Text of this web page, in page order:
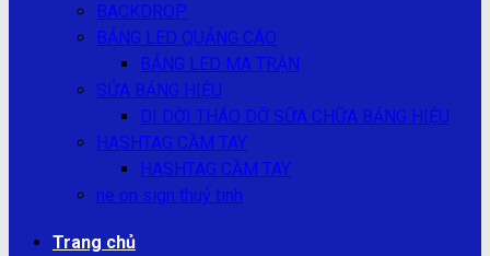
BACKDROP
BẢNG LED QUẢNG CÁO
BẢNG LED MA TRẬN
SỬA BẢNG HIỆU
DI DỜI THÁO DỠ SỮA CHỮA BẢNG HIỆU
HASHTAG CẦM TAY
HASHTAG CẦM TAY
ne on sign thuỷ tinh
Trang chủ